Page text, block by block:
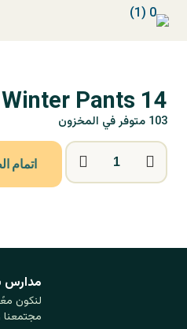
Winter Pants 14
103 متوفر في المخزون
اتمام
مدارس
لنكون
مجتمعنا